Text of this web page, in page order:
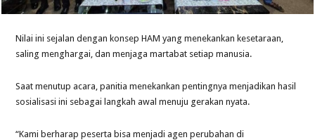
Nilai ini sejalan dengan konsep HAM yang menekankan kesetaraan,
saling menghargai, dan menjaga martabat setiap manusia.
Saat menutup acara, panitia menekankan pentingnya menjadikan hasil
sosialisasi ini sebagai langkah awal menuju gerakan nyata.
“Kami berharap peserta bisa menjadi agen perubahan di